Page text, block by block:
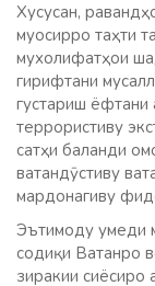
Хусусан,
муосирро таҳти
мухолифатҳои
гирифтани
густариш ёфтани
террористиву
сатҳи баланди
ватандӯстиву
мардонагиву
Эътимоду умеди
содиқи Ватанро
зиракии сиёсиро